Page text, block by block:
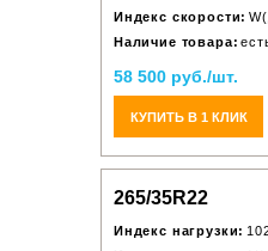
Индекс скорости:
Наличие товара:
58 500 руб./шт.
КУПИТЬ В 1 КЛИК
265/35R22
Индекс нагрузки: